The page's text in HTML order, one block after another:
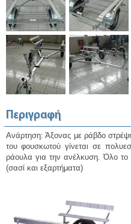
Περιγραφή
Aνάρτηση: Άξονας με ράβδο
του φουσκωτού γίνεται σε
ράουλα για την ανέλκυση. Όλο το
(σασί και εξαρτήματα)